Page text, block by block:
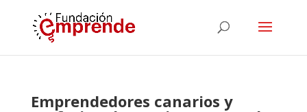
Emprendedores canarios y